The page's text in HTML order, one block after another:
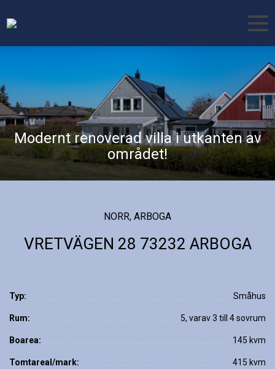
Modernt renoverad villa i utkanten av
området!
NORR, ARBOGA
VRETVÄGEN 28 73232 ARBOGA
Typ: Småhus
Rum: 5, varav 3 till 4 sovrum
Boarea: 145 kvm
Tomtareal/mark: 415 kvm